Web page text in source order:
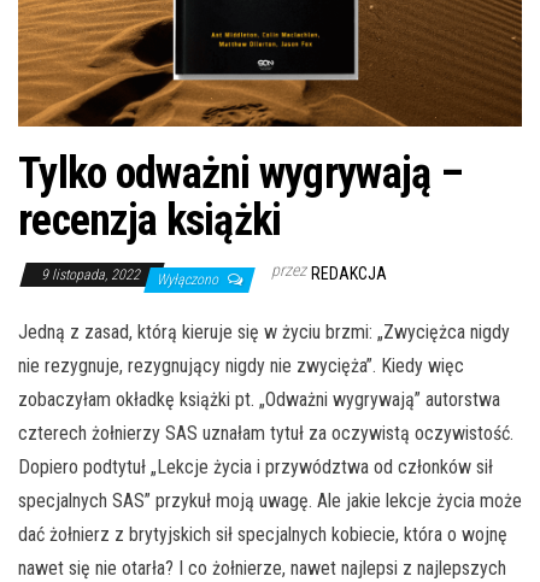
Tylko odważni wygrywają –
recenzja książki
9 listopada, 2022 Wyłączono przez REDAKCJA
Jedną z zasad, którą kieruje się w życiu brzmi: „Zwyciężca nigdy
nie rezygnuje, rezygnujący nigdy nie zwycięża”. Kiedy więc
zobaczyłam okładkę książki pt. „Odważni wygrywają” autorstwa
czterech żołnierzy SAS uznałam tytuł za oczywistą oczywistość.
Dopiero podtytuł „Lekcje życia i przywództwa od członków sił
specjalnych SAS” przykuł moją uwagę. Ale jakie lekcje życia może
dać żołnierz z brytyjskich sił specjalnych kobiecie, która o wojnę
nawet się nie otarła? I co żołnierze, nawet najlepsi z najlepszych